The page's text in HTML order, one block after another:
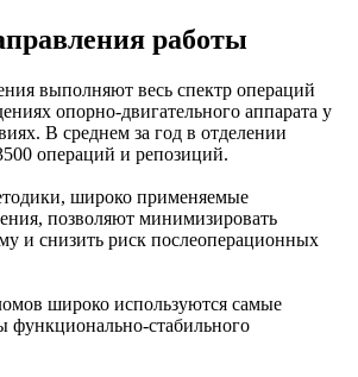
работы
выполняют весь спектр операций
опорно-двигательного аппарата у
В среднем за год в отделении
операций и репозиций.
широко применяемые
позволяют минимизировать
и снизить риск послеоперационных
широко используются самые
функционально-стабильного